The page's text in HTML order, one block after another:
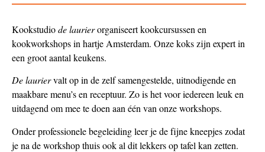
Kookstudiode laurierorganiseert kookcursussen en
kookworkshops in hartje Amsterdam. Onze koks zijn expert in
een groot aantal keukens.
De lauriervalt op in de zelf samengestelde, uitnodigende en
maakbare menu’s en receptuur. Zo is het voor iedereen leuk en
uitdagend om mee te doen aan één van onze workshops.
Onder professionele begeleiding leer je de fijne kneepjes zodat
je na de workshop thuis ook al dit lekkers op tafel kan zetten.